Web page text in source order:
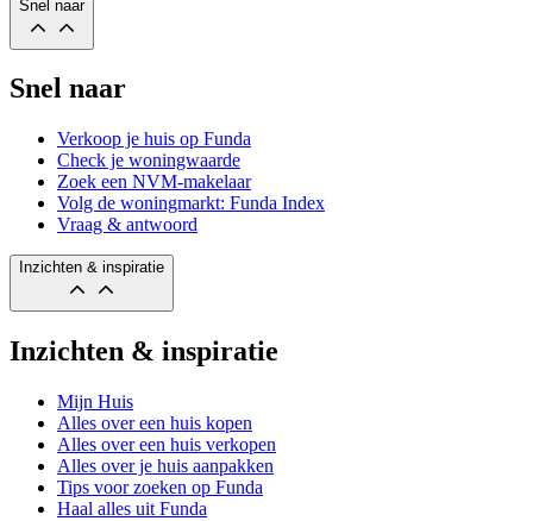
Snel naar
Snel naar
Verkoop je huis op Funda
Check je woningwaarde
Zoek een NVM-makelaar
Volg de woningmarkt: Funda Index
Vraag & antwoord
Inzichten & inspiratie
Inzichten & inspiratie
Mijn Huis
Alles over een huis kopen
Alles over een huis verkopen
Alles over je huis aanpakken
Tips voor zoeken op Funda
Haal alles uit Funda